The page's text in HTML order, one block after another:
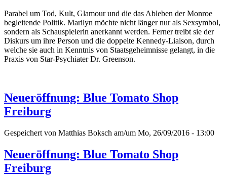
Parabel um Tod, Kult, Glamour und die das Ableben der Monroe
begleitende Politik. Marilyn möchte nicht länger nur als Sexsymbol,
sondern als Schauspielerin anerkannt werden. Ferner treibt sie der
Diskurs um ihre Person und die doppelte Kennedy-Liaison, durch
welche sie auch in Kenntnis von Staatsgeheimnisse gelangt, in die
Praxis von Star-Psychiater Dr. Greenson.
Neueröffnung: Blue Tomato Shop
Freiburg
Gespeichert von Matthias Boksch am/um Mo, 26/09/2016 - 13:00
Neueröffnung: Blue Tomato Shop
Freiburg